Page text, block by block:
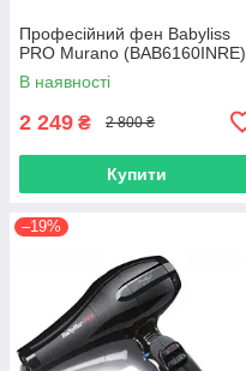
Професійний фен Babyliss
PRO Murano (BAB6160INRE)
В наявності
2 249 ₴ 2 800 ₴
Купити
–19%